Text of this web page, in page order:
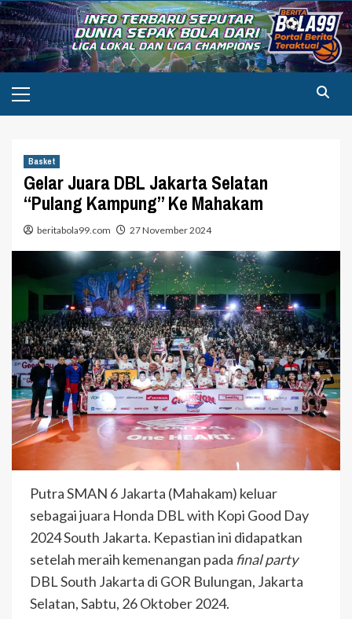
Skip
to
content
Menu
Basket
Gelar Juara DBL Jakarta Selatan
“Pulang Kampung” Ke Mahakam
beritabola99.com 27 November 2024
Putra SMAN 6 Jakarta (Mahakam) keluar
sebagai juara Honda DBL with Kopi Good Day
2024 South Jakarta. Kepastian ini didapatkan
setelah meraih kemenangan pada final party
DBL South Jakarta di GOR Bulungan, Jakarta
Selatan, Sabtu, 26 Oktober 2024.